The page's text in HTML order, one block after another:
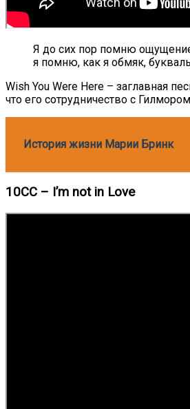
Я до сих пор помню
я помню, как я обмяк,
Wish You Were Here – заглавная
что его сотрудничество с
История жизни Марии Бринк
10СС – I’m not in Love